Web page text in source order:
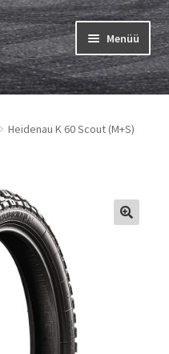
Menüü
Ava
Ava
Ava
Heidenau K 60 Scout (M+S)